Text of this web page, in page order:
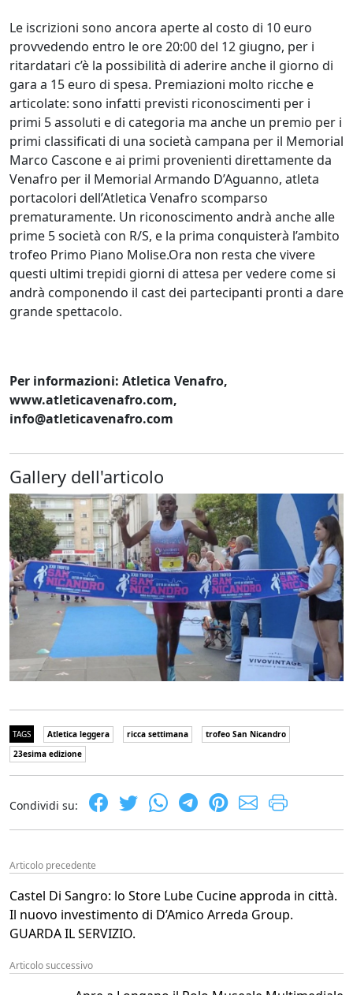
Le iscrizioni sono ancora aperte al costo di 10 euro
provvedendo entro le ore 20:00 del 12 giugno, per i
ritardatari c’è la possibilità di aderire anche il giorno di
gara a 15 euro di spesa. Premiazioni molto ricche e
articolate: sono infatti previsti riconoscimenti per i
primi 5 assoluti e di categoria ma anche un premio per i
primi classificati di una società campana per il Memorial
Marco Cascone e ai primi provenienti direttamente da
Venafro per il Memorial Armando D’Aguanno, atleta
portacolori dell’Atletica Venafro scomparso
prematuramente. Un riconoscimento andrà anche alle
prime 5 società con R/S, e la prima conquisterà l’ambito
trofeo Primo Piano Molise.Ora non resta che vivere
questi ultimi trepidi giorni di attesa per vedere come si
andrà componendo il cast dei partecipanti pronti a dare
grande spettacolo.
Per informazioni: Atletica Venafro,
www.atleticavenafro.com,
info@atleticavenafro.com
Gallery dell'articolo
TAGS Atletica leggera ricca settimana
trofeo San Nicandro
23esima edizione
Condividi su:
Articolo precedente
Castel Di Sangro: lo Store Lube Cucine approda in città.
Il nuovo investimento di D’Amico Arreda Group.
GUARDA IL SERVIZIO.
Articolo successivo